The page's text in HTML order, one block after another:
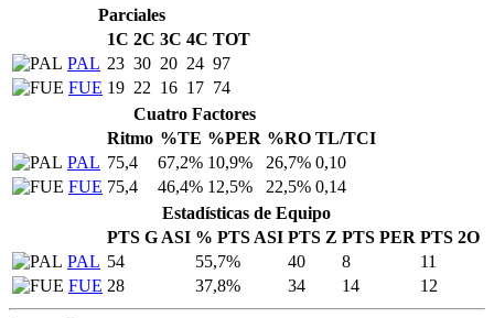
Parciales
1C 2C 3C 4C TOT
PAL 23 30 20 24 97
FUE 19 22 16 17 74
Cuatro Factores
Ritmo %TE %PER %RO TL/TCI
PAL 75,4 67,2% 10,9% 26,7% 0,10
FUE 75,4 46,4% 12,5% 22,5% 0,14
Estadísticas de Equipo
PTS G ASI % PTS ASI PTS Z PTS PER PTS 2O
PAL 54 55,7% 40 8
11
FUE 28 37,8% 34 14 12